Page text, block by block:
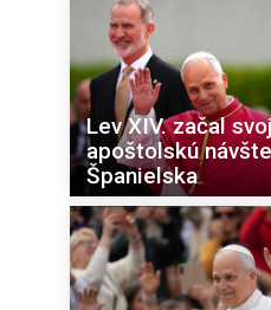
Lev XIV. začal
apoštolskú
Španielska